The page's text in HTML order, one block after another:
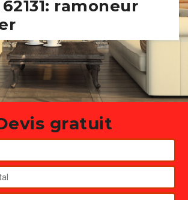
ramoneur
gratuit